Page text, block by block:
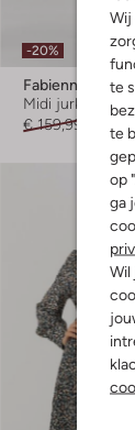
Wij
te
te
op
ga
Wil
-20%
Fabienne
Midi jurk
€ 159,99
€ 127,99